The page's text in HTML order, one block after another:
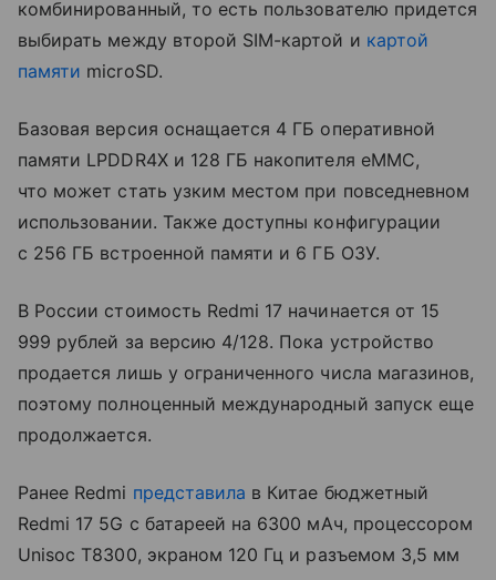
комбинированный, то есть пользователю придется
выбирать между второй SIM-картой и картой
памяти microSD.
Базовая версия оснащается 4 ГБ оперативной
памяти LPDDR4X и 128 ГБ накопителя eMMC,
что может стать узким местом при повседневном
использовании. Также доступны конфигурации
с 256 ГБ встроенной памяти и 6 ГБ ОЗУ.
В России стоимость Redmi 17 начинается от 15
999 рублей за версию 4/128. Пока устройство
продается лишь у ограниченного числа магазинов,
поэтому полноценный международный запуск еще
продолжается.
Ранее Redmi представила в Китае бюджетный
Redmi 17 5G с батареей на 6300 мАч, процессором
Unisoc T8300, экраном 120 Гц и разъемом 3,5 мм